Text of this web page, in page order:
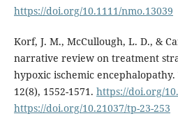
https://doi.org/10.1111/nmo.13039
Korf, J. M., McCullough, L. D., &
narrative review on treatment
hypoxic ischemic
12(8), 1552-1571. https://doi.org/
https://doi.org/10.21037/tp-23-253